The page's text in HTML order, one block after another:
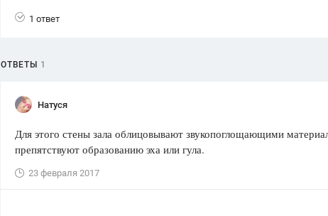
Олимпиады
Spotlight
ГИА
1 ответ
ОТВЕТЫ 1
Натуся
Для этого стены зала облицовывают звукопоглощающими
препятствуют образованию эха или гула.
23 февраля 2017